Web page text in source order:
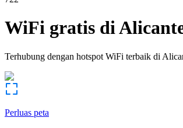
WiFi gratis di
Terhubung dengan hotspot WiFi terbaik di
Perluas peta